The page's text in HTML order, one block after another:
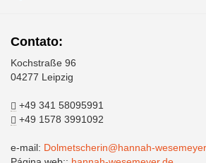
Contato:
Kochstraße 96
04277 Leipzig
+49 341 58095991
+49 1578 3991092
e-mail: Dolmetscherin@hannah-